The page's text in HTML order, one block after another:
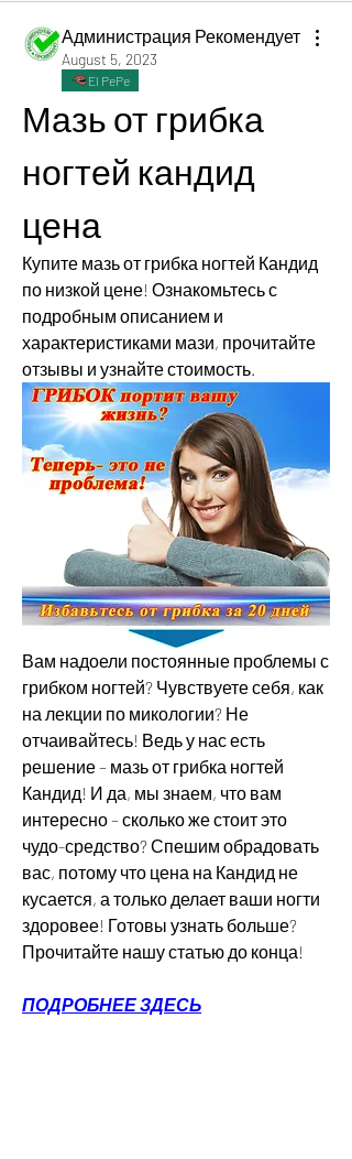
Администрация Рекомендует
August 5, 2023
El PePe
Мазь от грибка
ногтей кандид
цена
Купите мазь от грибка ногтей Кандид
по низкой цене! Ознакомьтесь с
подробным описанием и
характеристиками мази, прочитайте
отзывы и узнайте стоимость.
Вам надоели постоянные проблемы с
грибком ногтей? Чувствуете себя, как
на лекции по микологии? Не
отчаивайтесь! Ведь у нас есть
решение – мазь от грибка ногтей
Кандид! И да, мы знаем, что вам
интересно – сколько же стоит это
чудо-средство? Спешим обрадовать
вас, потому что цена на Кандид не
кусается, а только делает ваши ногти
здоровее! Готовы узнать больше?
Прочитайте нашу статью до конца!
ПОДРОБНЕЕ ЗДЕСЬ